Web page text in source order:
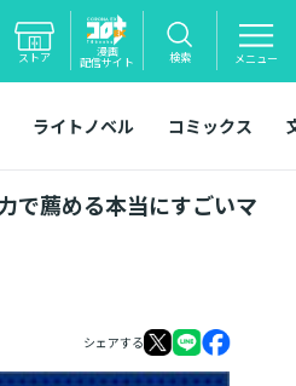
ストア 漫画
配信サイト 検索 メニュー
ライトノベル コミックス
で薦める本当にすごいマ
シェアする